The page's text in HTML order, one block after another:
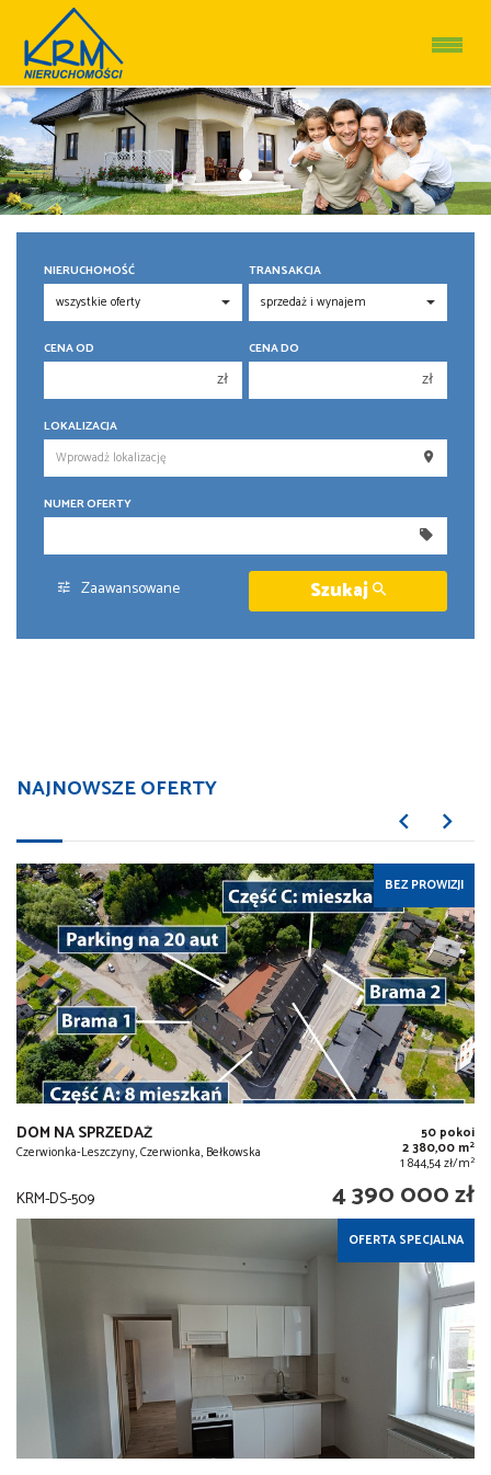
NIERUCHOMOŚĆ TRANSAKCJA
CENA OD
zł
250 000 zł
300 000 zł
400 000 zł
CENA DO
zł
250 000 zł
300 000 zł
450 000 zł
LOKALIZACJA
NUMER OFERTY
Zaawansowane Szukaj
NAJNOWSZE OFERTY
BEZ PROWIZJI
DOM NA SPRZEDAŻ
Czerwionka-Leszczyny, Czerwionka, Bełkowska
50 pokoi
2 380,00 m2
1 844,54 zł/m2
KRM-DS-509 4 390 000 zł
OFERTA SPECJALNA